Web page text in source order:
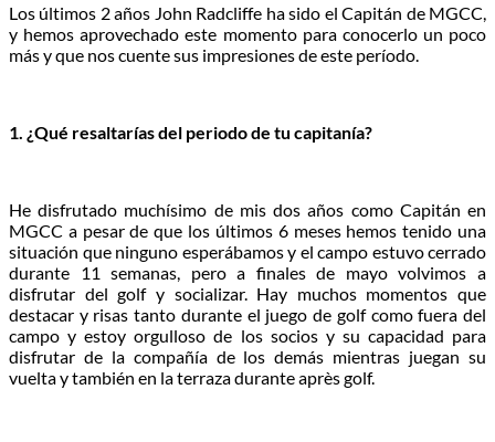
Los últimos 2 años John Radcliffe ha sido el Capitán de MGCC,
y hemos aprovechado este momento para conocerlo un poco
más y que nos cuente sus impresiones de este período.
1. ¿Qué resaltarías del periodo de tu capitanía?
He disfrutado muchísimo de mis dos años como Capitán en
MGCC a pesar de que los últimos 6 meses hemos tenido una
situación que ninguno esperábamos y el campo estuvo cerrado
durante 11 semanas, pero a finales de mayo volvimos a
disfrutar del golf y socializar. Hay muchos momentos que
destacar y risas tanto durante el juego de golf como fuera del
campo y estoy orgulloso de los socios y su capacidad para
disfrutar de la compañía de los demás mientras juegan su
vuelta y también en la terraza durante après golf.